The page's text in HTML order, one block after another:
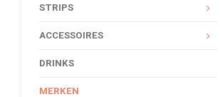
STRIPS
ACCESSOIRES
DRINKS
MERKEN